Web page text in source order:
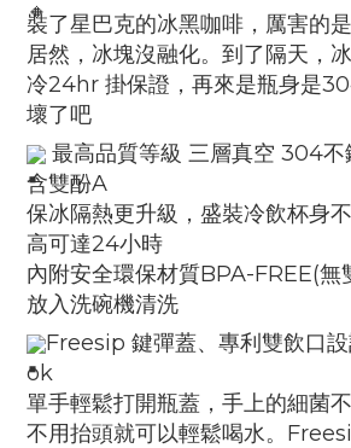
裝了星巴克的冰黑咖啡，厲害的
居然，冰塊沒融化。到了隔天，
冷24hr 掛保證，再來是瓶身是
壞了吧
最高品質等級 三層真空 304
含雙酚A
保冰隔熱更升級，盛裝冷飲杯身
高可達24小時
內附安全環保材質BPA-FREE(無
放入洗碗機清洗
Freesip 鍵彈蓋、專利雙飲口
ok
單手輕鬆打開瓶蓋，手上的細菌
不用抬頭就可以輕鬆喝水。